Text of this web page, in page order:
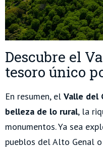
Descubre el
tesoro único
En resumen, el Valle del
belleza de lo rural, la
monumentos. Ya sea
pueblos del Alto Genal